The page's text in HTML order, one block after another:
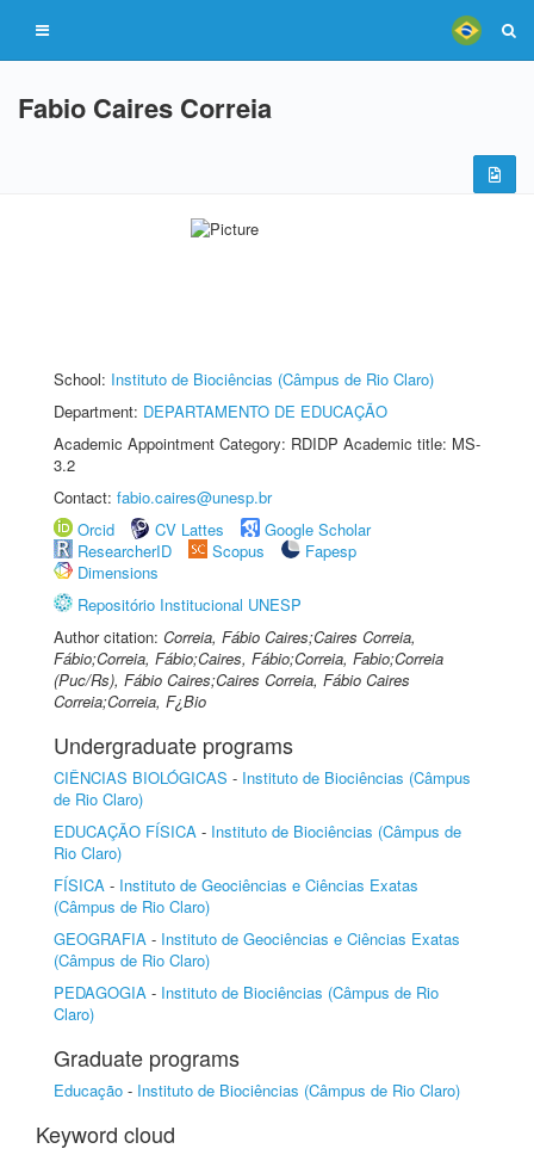
Fabio Caires Correia
School: Instituto de Biociências (Câmpus de Rio Claro)
Department: DEPARTAMENTO DE EDUCAÇÃO
Academic Appointment Category: RDIDP Academic title: MS-
3.2
Contact: fabio.caires@unesp.br
Orcid
CV Lattes
Google Scholar
ResearcherID
Scopus
Fapesp
Dimensions
Repositório Institucional UNESP
Author citation: Correia, Fábio Caires;Caires Correia,
Fábio;Correia, Fábio;Caires, Fábio;Correia, Fabio;Correia
(Puc/Rs), Fábio Caires;Caires Correia, Fábio Caires
Correia;Correia, F¿Bio
Undergraduate programs
CIÊNCIAS BIOLÓGICAS - Instituto de Biociências (Câmpus
de Rio Claro)
EDUCAÇÃO FÍSICA - Instituto de Biociências (Câmpus de
Rio Claro)
FÍSICA - Instituto de Geociências e Ciências Exatas
(Câmpus de Rio Claro)
GEOGRAFIA - Instituto de Geociências e Ciências Exatas
(Câmpus de Rio Claro)
PEDAGOGIA - Instituto de Biociências (Câmpus de Rio
Claro)
Graduate programs
Educação - Instituto de Biociências (Câmpus de Rio Claro)
Keyword cloud